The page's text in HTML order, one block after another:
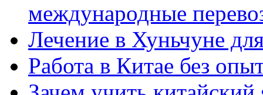
международные
Лечение в Хуньчуне
Работа в Китае без